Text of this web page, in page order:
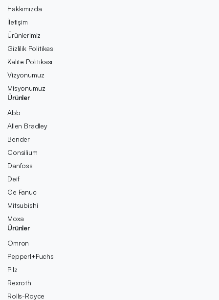
Hakkımızda
İletişim
Ürünlerimiz
Gizlilik Politikası
Kalite Politikası
Vizyonumuz
Misyonumuz
Ürünler
Abb
Allen Bradley
Bender
Consilium
Danfoss
Deif
Ge Fanuc
Mitsubishi
Moxa
Ürünler
Omron
Pepperl+Fuchs
Pilz
Rexroth
Rolls-Royce